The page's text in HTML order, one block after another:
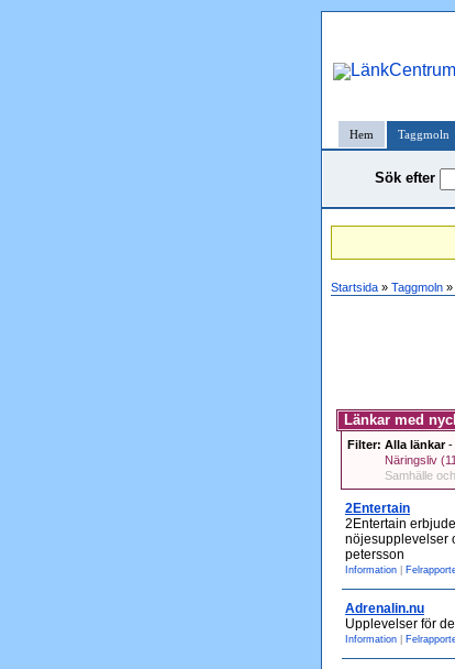
Hem Taggmoln
Sök efter
Startsida » Taggmoln »
Länkar med
Filter: Alla länkar-
Näringsliv
Samhälle
2Entertain
2Entertain
nöjesupplevelser
petersson
Information
Adrenalin.nu
Upplevelser för
Information